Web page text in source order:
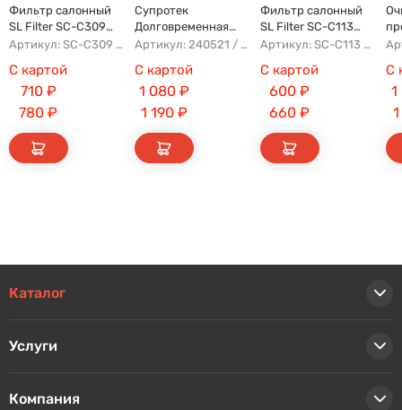
Фильтр салонный
SL Filter SC-C309
(AG854CF)
Артикул: SC-C309 AG854CF 8022021300 8025530000 AFW2992
С картой
710₽
780 ₽
Супротек
Долговременная
Промывка
Артикул: 240521 / 122929
С картой
1 080₽
1 190₽
Фильтр салонный
SL Filter SC-C113
(AG779CF)
Артикул: SC-C113 AFW1107 8104400XKZ96A AG779CF
С картой
600 ₽
660 ₽
С
1
Каталог
Услуги
Компания